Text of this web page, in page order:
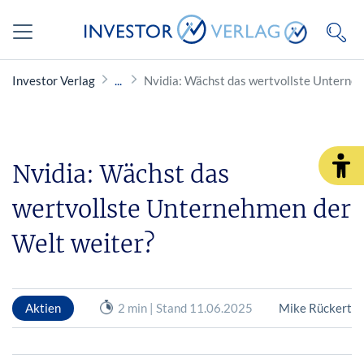
Investor Verlag Nvidia: Wächst das wertvollste
Nvidia: Wächst das
wertvollste Unternehmen der
Welt weiter?
Aktien 2 min | Stand 11.06.2025 Mike Rückert